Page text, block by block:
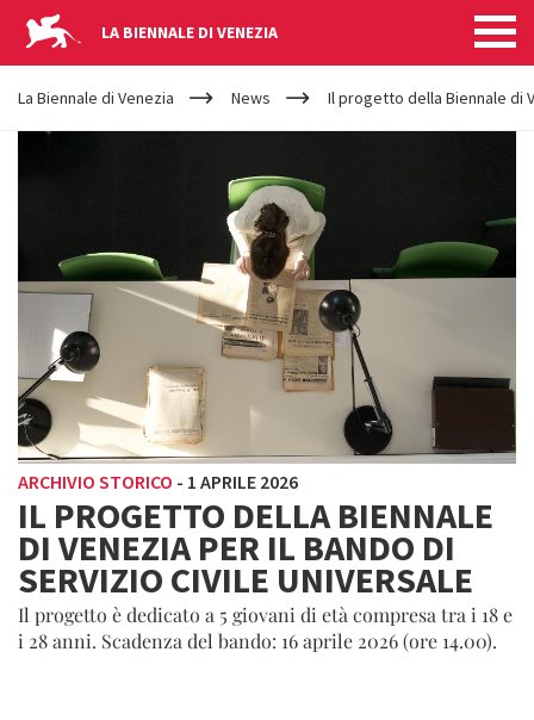
LA BIENNALE DI VENEZIA
YOUR
ARE
HERE
La Biennale di Venezia News Il progetto della Biennale di
ARCHIVIO STORICO - 1 APRILE 2026
IL PROGETTO DELLA BIENNALE
DI VENEZIA PER IL BANDO DI
SERVIZIO CIVILE UNIVERSALE
Il progetto è dedicato a 5 giovani di età compresa tra i 18 e
i 28 anni. Scadenza del bando: 16 aprile 2026 (ore 14.00).